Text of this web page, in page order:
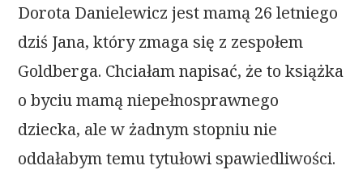
Dorota Danielewicz jest mamą 26 letniego
dziś Jana, który zmaga się z zespołem
Goldberga. Chciałam napisać, że to książka
o byciu mamą niepełnosprawnego
dziecka, ale w żadnym stopniu nie
oddałabym temu tytułowi spawiedliwości.